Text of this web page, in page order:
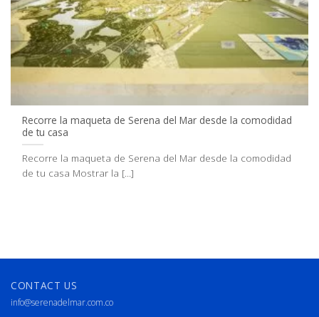
Recorre la maqueta de Serena del Mar desde la comodidad
de tu casa
Recorre la maqueta de Serena del Mar desde la comodidad
de tu casa Mostrar la [...]
CONTACT US
info@serenadelmar.com.co